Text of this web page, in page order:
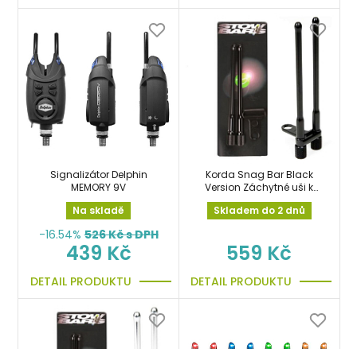
Signalizátor Delphin
MEMORY 9V
Na skladě
-16.54% 526Kč s DPH
439 Kč
DETAIL PRODUKTU
Korda Snag Bar Black
Version Záchytné uši k
hlásičům černé
Skladem do 2 dnů
559 Kč
DETAIL PRODUKTU